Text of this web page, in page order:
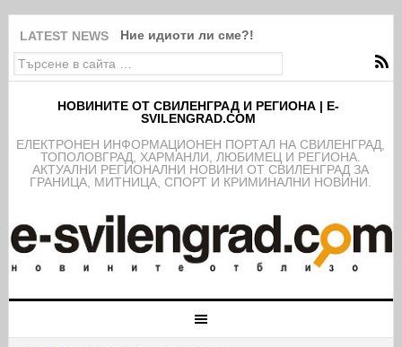
LATEST NEWS Ние идиоти ли сме?!
НОВИНИТЕ ОТ СВИЛЕНГРАД И РЕГИОНА | E-
SVILENGRAD.COM
EЛЕКТРОНЕН ИНФОРМАЦИОНЕН ПОРТАЛ НА СВИЛЕНГРАД,
ТОПОЛОВГРАД, ХАРМАНЛИ, ЛЮБИМЕЦ И РЕГИОНА.
АКТУАЛНИ РЕГИОНАЛНИ НОВИНИ ОТ СВИЛЕНГРАД ЗА
ГРАНИЦА, МИТНИЦА, СПОРТ И КРИМИНАЛНИ НОВИНИ.